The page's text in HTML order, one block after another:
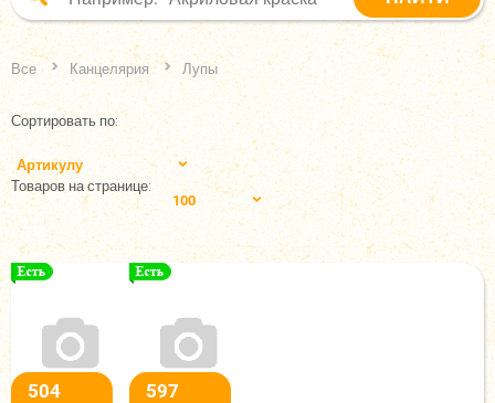
Все Канцелярия Лупы
Сортировать по:
Артикулу
Товаров на странице:
100
504
597